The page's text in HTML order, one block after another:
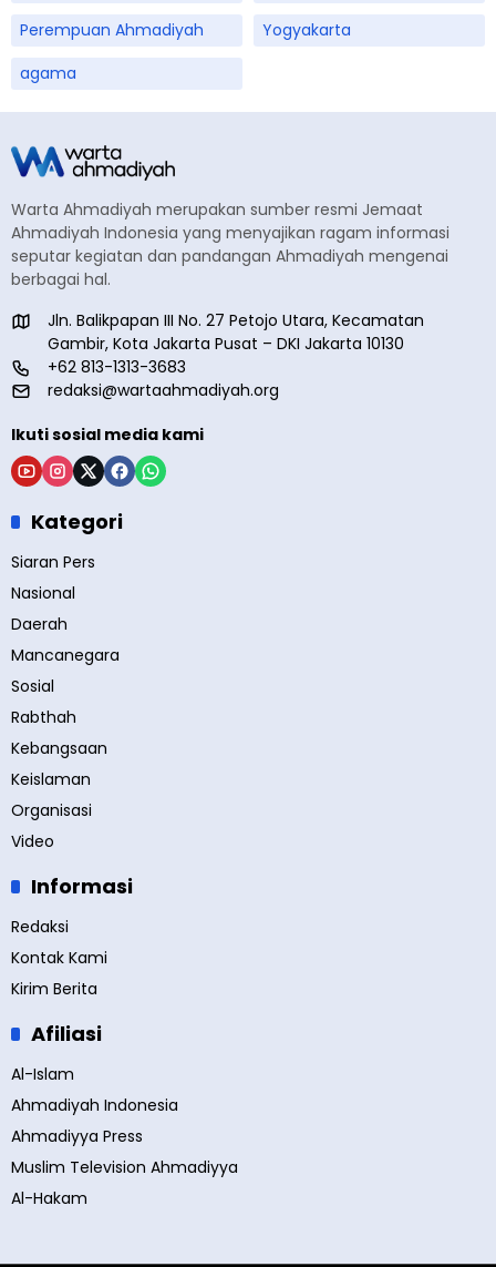
Perempuan Ahmadiyah
Yogyakarta
agama
Warta Ahmadiyah merupakan sumber resmi Jemaat
Ahmadiyah Indonesia yang menyajikan ragam informasi
seputar kegiatan dan pandangan Ahmadiyah mengenai
berbagai hal.
Jln. Balikpapan III No. 27 Petojo Utara, Kecamatan
Gambir, Kota Jakarta Pusat – DKI Jakarta 10130
+62 813-1313-3683
redaksi@wartaahmadiyah.org
Ikuti sosial media kami
Kategori
Siaran Pers
Nasional
Daerah
Mancanegara
Sosial
Rabthah
Kebangsaan
Keislaman
Organisasi
Video
Informasi
Redaksi
Kontak Kami
Kirim Berita
Afiliasi
Al-Islam
Ahmadiyah Indonesia
Ahmadiyya Press
Muslim Television Ahmadiyya
Al-Hakam